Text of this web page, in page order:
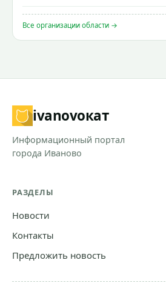
Все организации области →
ivanovoкат
Информационный портал
города Иваново
РАЗДЕЛЫ
Новости
Контакты
Предложить новость